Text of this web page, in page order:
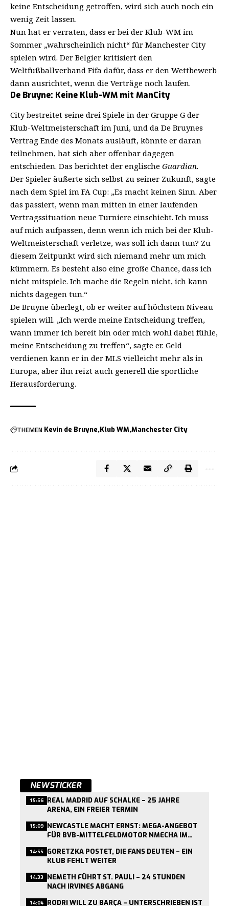
keine Entscheidung getroffen, wird sich auch noch ein
wenig Zeit lassen.
Nun hat er verraten, dass er bei der Klub-WM im
Sommer „wahrscheinlich nicht“ für Manchester City
spielen wird. Der Belgier kritisiert den
Weltfußballverband Fifa dafür, dass er den Wettbewerb
dann ausrichtet, wenn die Verträge noch laufen.
De Bruyne: Keine Klub-WM mit ManCity
City bestreitet seine drei Spiele in der Gruppe G der
Klub-Weltmeisterschaft im Juni, und da De Bruynes
Vertrag Ende des Monats ausläuft, könnte er daran
teilnehmen, hat sich aber offenbar dagegen
entschieden. Das berichtet der englische Guardian.
Der Spieler äußerte sich selbst zu seiner Zukunft, sagte
nach dem Spiel im FA Cup: „Es macht keinen Sinn. Aber
das passiert, wenn man mitten in einer laufenden
Vertragssituation neue Turniere einschiebt. Ich muss
auf mich aufpassen, denn wenn ich mich bei der Klub-
Weltmeisterschaft verletze, was soll ich dann tun? Zu
diesem Zeitpunkt wird sich niemand mehr um mich
kümmern. Es besteht also eine große Chance, dass ich
nicht mitspiele. Ich mache die Regeln nicht, ich kann
nichts dagegen tun.“
De Bruyne überlegt, ob er weiter auf höchstem Niveau
spielen will. „Ich werde meine Entscheidung treffen,
wann immer ich bereit bin oder mich wohl dabei fühle,
meine Entscheidung zu treffen“, sagte er. Geld
verdienen kann er in der MLS vielleicht mehr als in
Europa, aber ihn reizt auch generell die sportliche
Herausforderung.
THEMEN Kevin de Bruyne Klub WM Manchester City
NEWSTICKER
15:56 REAL MADRID AUF SCHALKE – 25 JAHRE
ARENA, EIN FREIER TERMIN
15:09 NEWCASTLE MACHT ERNST: MEGA-ANGEBOT
FÜR BVB-MITTELFELDMOTOR NMECHA IM
14:55 GORETZKA POSTET, DIE FANS DEUTEN – EIN
KLUB FEHLT WEITER
14:33 NEMETH FÜHRT ST. PAULI – 24 STUNDEN
NACH IRVINES ABGANG
14:04 RODRI WILL ZU BARÇA – UNTERSCHRIEBEN IST